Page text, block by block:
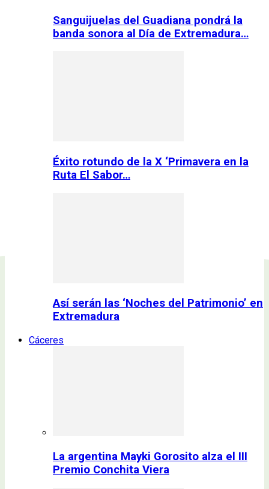
Sanguijuelas del Guadiana pondrá la
banda sonora al Día de Extremadura…
Éxito rotundo de la X ‘Primavera en la
Ruta El Sabor…
Así serán las ‘Noches del Patrimonio’ en
Extremadura
Cáceres
La argentina Mayki Gorosito alza el III
Premio Conchita Viera